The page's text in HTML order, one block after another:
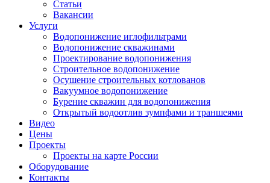
Статьи
Вакансии
Услуги
Водопонижение иглофильтрами
Водопонижение скважинами
Проектирование водопонижения
Строительное водопонижение
Осушение строительных котлованов
Вакуумное водопонижение
Бурение скважин для водопонижения
Открытый водоотлив зумпфами и траншеями
Видео
Цены
Проекты
Проекты на карте России
Оборудование
Контакты